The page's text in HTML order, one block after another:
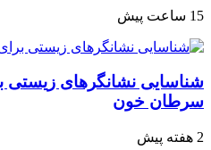
15 ساعت پیش
شناسایی نشانگرهای زیستی
سرطان خون
2 هفته پیش